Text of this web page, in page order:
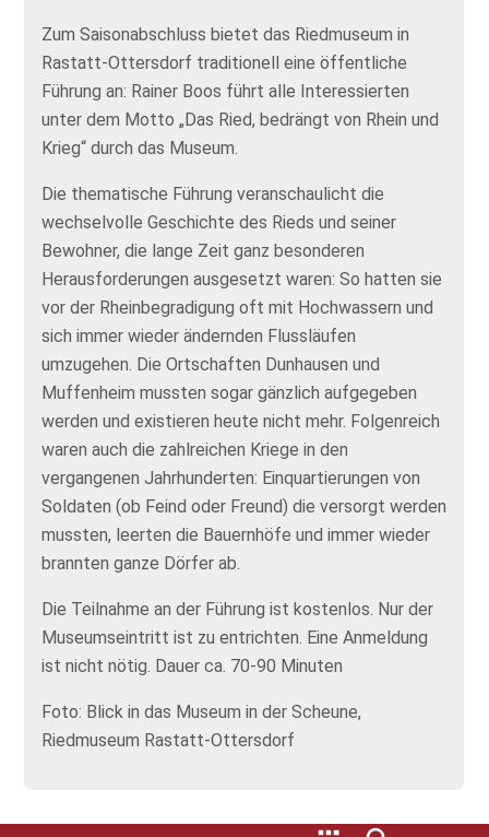
Zum Saisonabschluss bietet das Riedmuseum in
Rastatt-Ottersdorf traditionell eine öffentliche
Führung an: Rainer Boos führt alle Interessierten
unter dem Motto „Das Ried, bedrängt von Rhein und
Krieg“ durch das Museum.
Die thematische Führung veranschaulicht die
wechselvolle Geschichte des Rieds und seiner
Bewohner, die lange Zeit ganz besonderen
Herausforderungen ausgesetzt waren: So hatten sie
vor der Rheinbegradigung oft mit Hochwassern und
sich immer wieder ändernden Flussläufen
umzugehen. Die Ortschaften Dunhausen und
Muffenheim mussten sogar gänzlich aufgegeben
werden und existieren heute nicht mehr. Folgenreich
waren auch die zahlreichen Kriege in den
vergangenen Jahrhunderten: Einquartierungen von
Soldaten (ob Feind oder Freund) die versorgt werden
mussten, leerten die Bauernhöfe und immer wieder
brannten ganze Dörfer ab.
Die Teilnahme an der Führung ist kostenlos. Nur der
Museumseintritt ist zu entrichten. Eine Anmeldung
ist nicht nötig. Dauer ca. 70-90 Minuten
Foto: Blick in das Museum in der Scheune,
Riedmuseum Rastatt-Ottersdorf